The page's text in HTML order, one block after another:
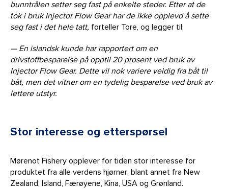
bunntrålen setter seg fast på enkelte steder. Etter at de
tok i bruk Injector Flow Gear har de ikke opplevd å sette
seg fast i det hele tatt, forteller Tore, og legger til:
— En islandsk kunde har rapportert om en
drivstoffbesparelse på opptil 20 prosent ved bruk av
Injector Flow Gear. Dette vil nok variere veldig fra båt til
båt, men det vitner om en tydelig besparelse ved bruk av
lettere utstyr.
Stor interesse og etterspørsel
Mørenot Fishery opplever for tiden stor interesse for
produktet fra alle verdens hjørner; blant annet fra New
Zealand, Island, Færøyene, Kina, USA og Grønland.